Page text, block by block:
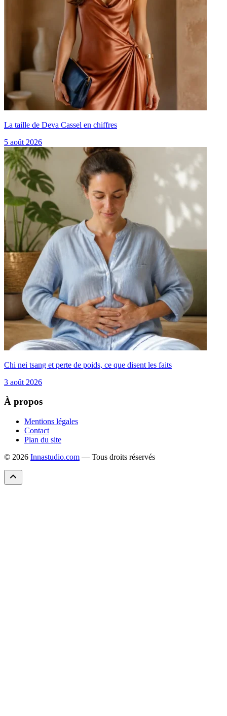
La taille de Deva Cassel en chiffres
5 août 2026
Chi nei tsang et perte de poids, ce que disent les faits
3 août 2026
À propos
Mentions légales
Contact
Plan du site
© 2026 Innastudio.com — Tous droits réservés